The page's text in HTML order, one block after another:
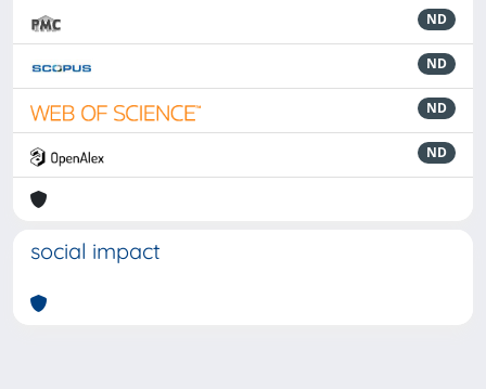
ND
ND
ND
ND
social impact